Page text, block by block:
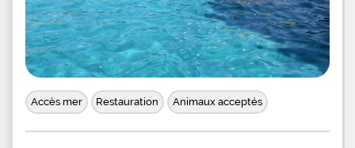
Accès mer Restauration Animaux acceptés